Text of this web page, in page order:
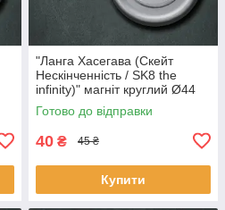
"Ланга Хасегава (Скейт
Нескінченність / SK8 the
infinity)" магніт круглий Ø44
мм
Готово до відправки
40 ₴ 45 ₴
Купити